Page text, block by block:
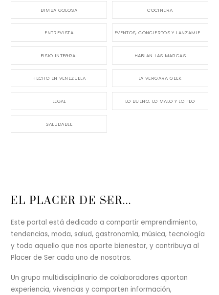
BIMBA GOLOSA COCINERA
ENTREVISTA EVENTOS, CONCIERTOS Y LANZAMIENTOS
FISIO INTEGRAL HABLAN LAS MARCAS
HECHO EN VENEZUELA LA VERGARA GEEK
LEGAL LO BUENO, LO MALO Y LO FEO
SALUDABLE
Back
Top
EL PLACER DE SER...
Este portal está dedicado a compartir emprendimiento,
tendencias, moda, salud, gastronomía, música, tecnología
y todo aquello que nos aporte bienestar, y contribuya al
Placer de Ser cada uno de nosotros.
Un grupo multidisciplinario de colaboradores aportan
experiencia, vivencias y comparten información,